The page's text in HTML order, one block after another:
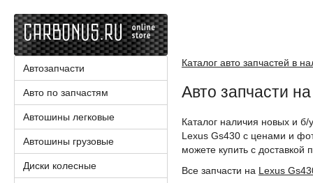
Каталог авто запчастей в
Авто запчасти
Каталог наличия новых и б/
Lexus Gs430 с ценами и
можете купить с доставкой
Все запчасти на Lexus
Автозапчасти
Авто по запчастям
Автошины легковые
Автошины грузовые
Диски колесные